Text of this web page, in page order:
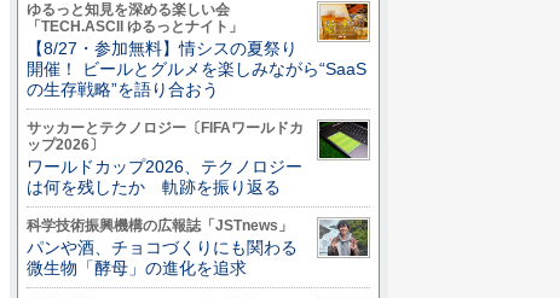
ゆるっと知見を深める楽しい会
「TECH.ASCII ゆるっとナイト」
【8/27・参加無料】情シスの夏祭り
開催！ ビールとグルメを楽しみながら“SaaS
の生存戦略”を語り合おう
サッカーとテクノロジー〔FIFAワールドカ
ップ2026〕
ワールドカップ2026、テクノロジー
は何を残したか 軌跡を振り返る
科学技術振興機構の広報誌「JSTnews」
パンや酒、チョコづくりにも関わる
微生物「酵母」の進化を追求